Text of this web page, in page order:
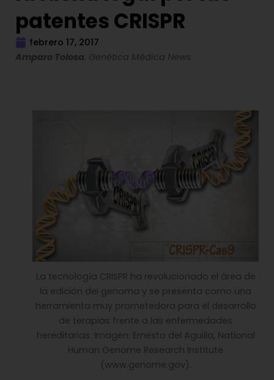
patentes CRISPR
febrero 17, 2017
Amparo Tolosa, Genética Médica News
La tecnología CRISPR ha revolucionado el área de
la edición del genoma y se presenta como una
herramienta muy prometedora para el desarrollo
de terapias frente a las enfermedades
hereditarias. Imagen: Ernesto del Aguiila, National
Human Genome Research Institute
(www.genome.gov).